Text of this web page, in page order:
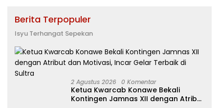
Berita Terpopuler
Isyu Terhangat Sepekan
2 Agustus 2026 0 Komentar
Ketua Kwarcab Konawe Bekali
Kontingen Jamnas XII dengan Atribut